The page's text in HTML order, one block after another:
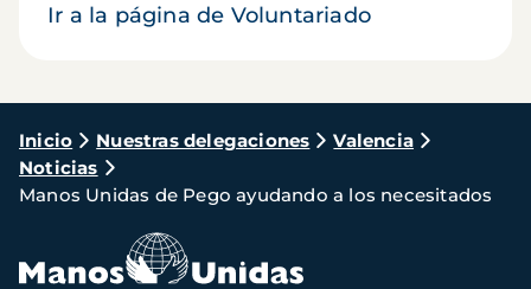
Ir a la página de Voluntariado
Ruta
de
navegación
Inicio Nuestras delegaciones
Valencia
Noticias
Manos Unidas de Pego ayudando a los necesitados